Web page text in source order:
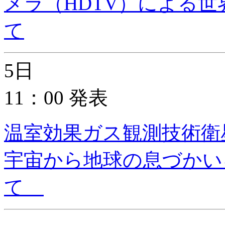
て
5日
11：00 発表
温室効果ガス観測技術
宇宙から地球の息づか
て